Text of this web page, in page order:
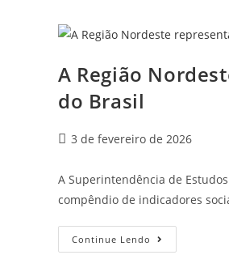
A Região
do Brasil
3 de fevereiro de 2026
A Superintendência de
compêndio de indicadores
Continue Lendo